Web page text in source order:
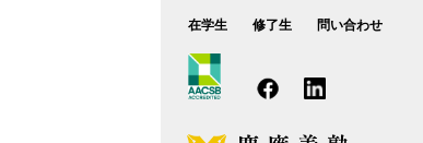
入試概要
学費・学生向け支援
在学生 修了生 問い合わせ